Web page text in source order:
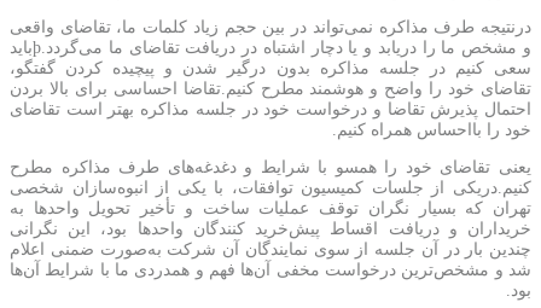
درنتیجه طرف مذاکره نمی‌تواند در بین حجم زیاد کلمات ما، تقاضای واقعی
و مشخص ما را دریابد و یا دچار اشتباه در دریافت تقاضای ما می‌گردد.þباید
سعی کنیم در جلسه مذاکره بدون درگیر شدن و پیچیده کردن گفتگو،
تقاضای خود را واضح و هوشمند مطرح کنیم.تقاضا احساسی برای بالا بردن
احتمال پذیرش تقاضا و درخواست خود در جلسه مذاکره بهتر است تقاضای
خود را بااحساس همراه کنیم.
یعنی تقاضای خود را همسو با شرایط و دغدغه‌های طرف مذاکره مطرح
کنیم.دریکی از جلسات کمیسیون توافقات، با یکی از انبوه‌سازان شخصی
تهران که بسیار نگران توقف عملیات ساخت و تأخیر تحویل واحدها به
خریداران و دریافت اقساط پیش‌خرید کنندگان واحدها بود، این نگرانی
چندین بار در آن جلسه از سوی نمایندگان آن شرکت به‌صورت ضمنی اعلام
شد و مشخص‌ترین درخواست مخفی آن‌ها فهم و همدردی ما با شرایط آن‌ها
بود.